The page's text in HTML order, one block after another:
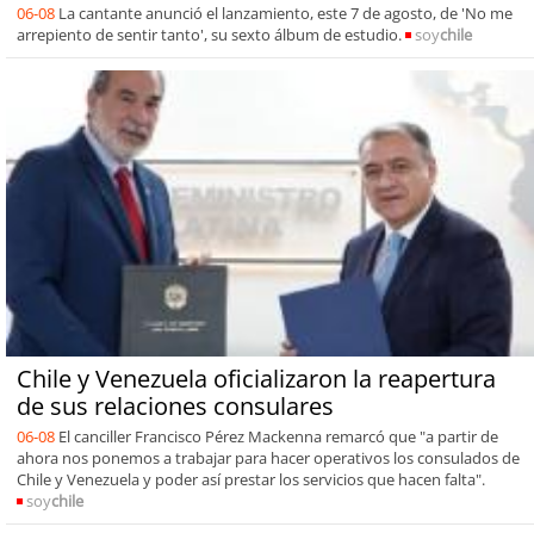
06-08 La cantante anunció el lanzamiento, este 7 de agosto, de 'No me
arrepiento de sentir tanto', su sexto álbum de estudio.
soychile
Chile y Venezuela oficializaron la reapertura
de sus relaciones consulares
06-08 El canciller Francisco Pérez Mackenna remarcó que "a partir de
ahora nos ponemos a trabajar para hacer operativos los consulados de
Chile y Venezuela y poder así prestar los servicios que hacen falta".
soychile